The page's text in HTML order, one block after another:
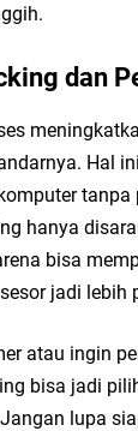
dan
Hal
tanpa
hanya
bisa
jadi lebih
atau ingin
bisa jadi
lupa